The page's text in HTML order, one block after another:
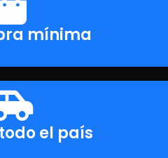
mínima
el país